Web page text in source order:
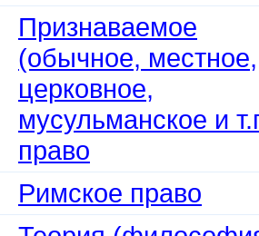
Признаваемое
(обычное, местное,
церковное,
мусульманское и
право
Римское право